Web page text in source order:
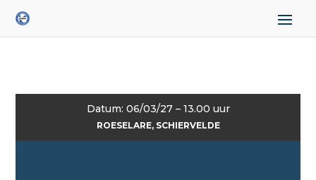
Datum: 06/03/27 – 13.00 uur
ROESELARE, SCHIERVELDE